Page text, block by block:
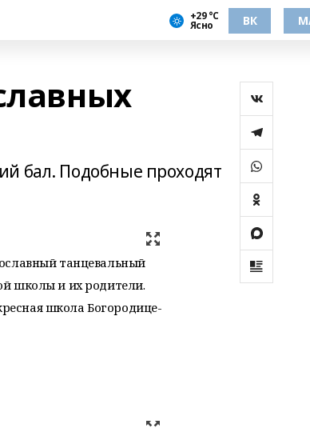
+29 °С
Ясно ВК
бал. Подобные проходят
танцевальный
школы и их родители.
школа Богородице-